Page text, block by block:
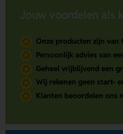
Jouw voordelen als
Onze producten zijn
Persoonlijk advies van
Geheel vrijblijvend een
Wij rekenen geen start-
Klanten beoordelen ons